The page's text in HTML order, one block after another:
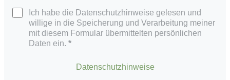
Ich habe die Datenschutzhinweise gelesen und
willige in die Speicherung und Verarbeitung meiner
mit diesem Formular übermittelten persönlichen
Daten ein.
Datenschutzhinweise